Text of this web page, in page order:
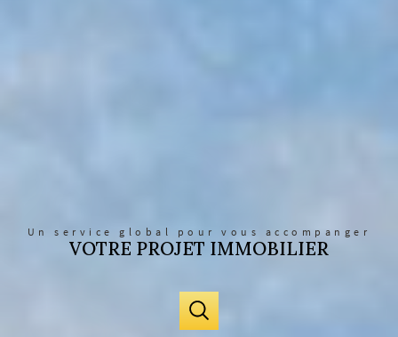
Un service global pour vous accompanger
VOTRE PROJET IMMOBILIER